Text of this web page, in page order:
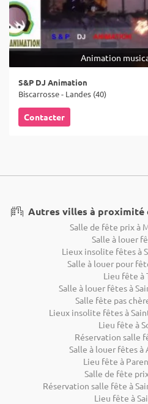
Animation
S&P DJ Animation
Biscarrosse - Landes (40)
Contacter
Autres villes à proximité
Salle de fête prix à
Salle à louer
Lieux insolite fêtes à
Salle à louer pour
Lieu fête à
Salle à louer fêtes à
Salle fête pas
Lieux insolite fêtes à
Lieu fête à
Réservation salle
Salle à louer fêtes à
Lieu fête à
Salle de fête
Réservation salle fête à
Lieu fête à